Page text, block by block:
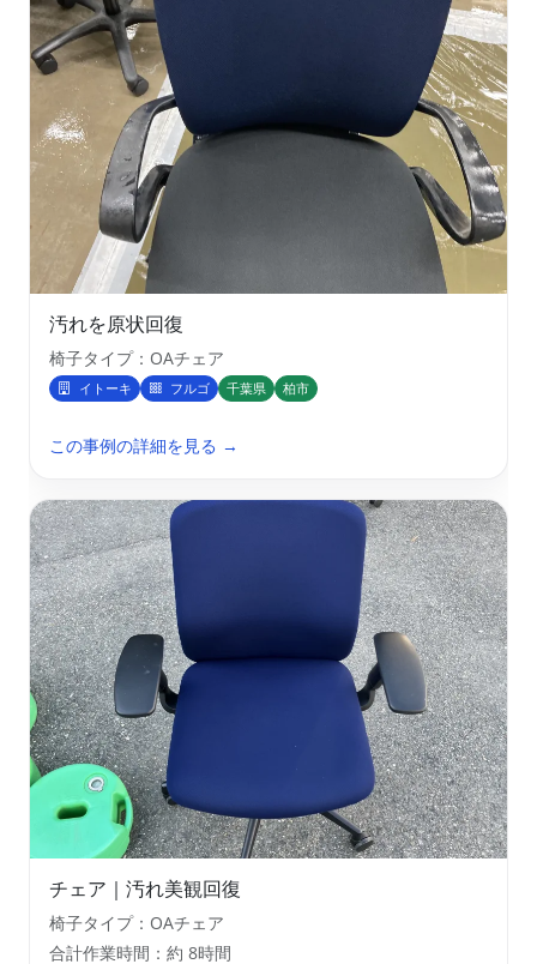
汚れを原状回復
椅子タイプ：OAチェア
イトーキ フルゴ 千葉県 柏市
この事例の詳細を見る →
チェア｜汚れ美観回復
椅子タイプ：OAチェア
合計作業時間：約 8時間